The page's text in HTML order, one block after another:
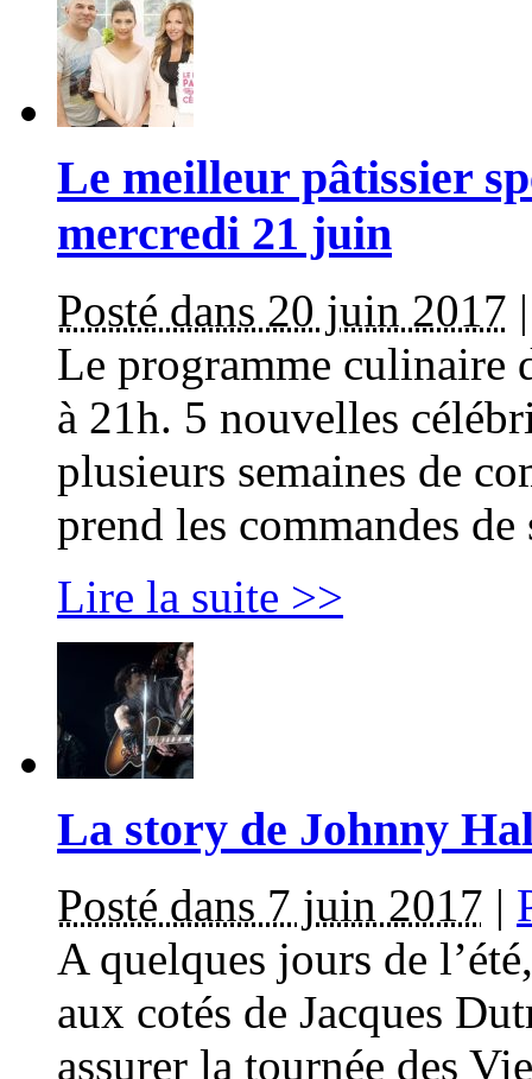
Le meilleur pâtissier
mercredi 21 juin
Posté dans 20 juin 2017
Le programme culinaire
à 21h. 5 nouvelles
plusieurs semaines de
prend les commandes
Lire la suite >>
La story de Johnny
Posté dans 7 juin 2017 |
A quelques jours de
aux cotés de Jacques
assurer la tournée des